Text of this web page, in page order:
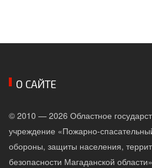
О САЙТЕ
© 2010 — 2026 Областное
учреждение «Пожарно-
обороны, защиты населения,
безопасности Магаданской области»